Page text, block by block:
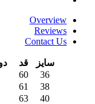
Overview
Reviews
Contact Us
سایز قد
36
60
38
61
40
63